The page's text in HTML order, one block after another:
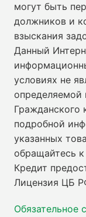
могут быть
должников и
взыскания
Данный
условиях не
Гражданского
подробной
указанных
обращайтесь
Кредит
Лицензия ЦБ
Обязательное